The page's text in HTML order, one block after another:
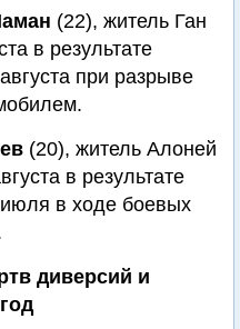
(22), житель Ган
в результате
при разрыве
(20), житель Алоней
в результате
в ходе боевых
диверсий и